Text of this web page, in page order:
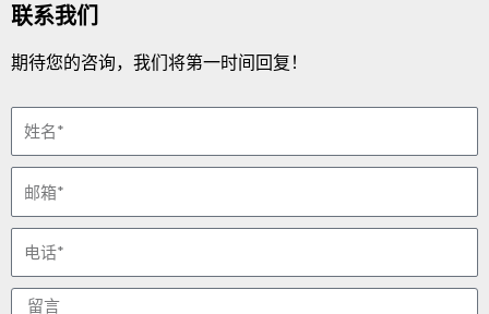
联系我们
期待您的咨询，我们将第一时间回复！
名
子
邮